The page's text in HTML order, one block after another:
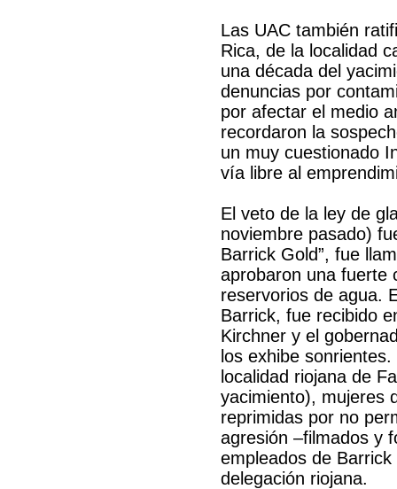
Las UAC también
Rica, de la localidad
una década del
denuncias por
por afectar el medio
recordaron la
un muy cuestionado
vía libre al
El veto de la ley de
noviembre pasado)
Barrick Gold”, fue
aprobaron una fuerte
reservorios de agua.
Barrick, fue recibido
Kirchner y el
los exhibe
localidad riojana de
yacimiento), mujeres
reprimidas por no
agresión –filmados y
empleados de
delegación riojana.